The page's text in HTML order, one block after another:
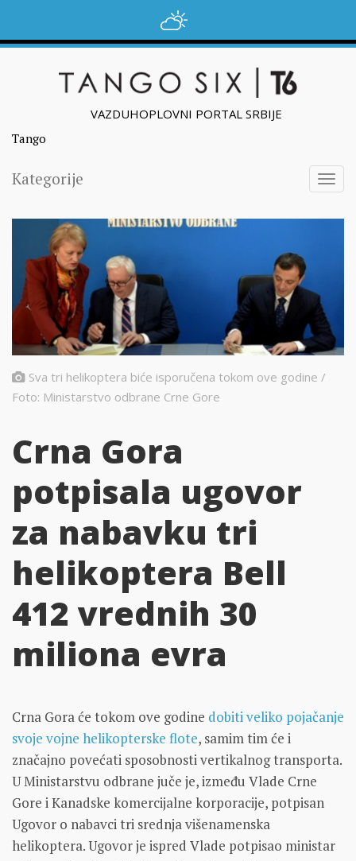
VAZDUHOPLOVNI PORTAL SRBIJE
Tango
Kategorije
Sva tri helikoptera biće isporučena tokom ove godine /
Foto: Ministarstvo odbrane Crne Gore
Crna Gora
potpisala ugovor
za nabavku tri
helikoptera Bell
412 vrednih 30
miliona evra
Crna Gora će tokom ove godine dobiti veliko pojačanje
svoje vojne helikopterske flote, samim tim će i
značajno povećati sposobnosti vertikalnog transporta.
U Ministarstvu odbrane juče je, između Vlade Crne
Gore i Kanadske komercijalne korporacije, potpisan
Ugovor o nabavci tri srednja višenamenska
helikoptera. Ugovor je ispred Vlade potpisao ministar